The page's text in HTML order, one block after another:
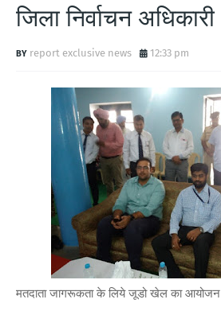
जिला निर्वाचन अधिकारी
report exclusive news 12:33 pm
मतदाता जागरूकता के लिये जूडो खेल का आयोजन